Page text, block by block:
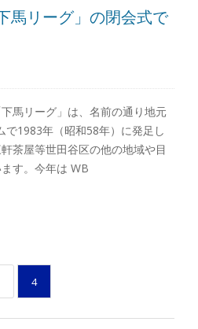
馬リーグ」の閉会式で
馬リーグ」は、名前の通り地元
1983年（昭和58年）に発足し
茶屋等世田谷区の他の地域や目
す。今年は WB
4